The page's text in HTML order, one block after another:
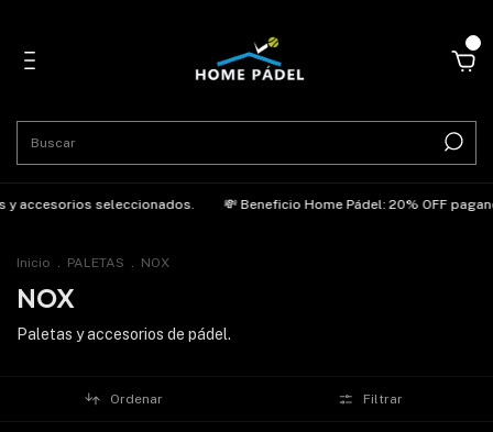
accesorios seleccionados. 💸 Beneficio Home Pádel: 20% OFF
Inicio . PALETAS . NOX
NOX
Paletas y accesorios de pádel.
Ordenar Filtrar